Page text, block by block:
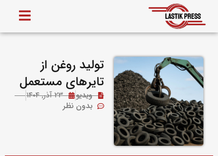
تولید روغن از
تایرهای مستعمل
ویدیو
۲۳ آذر, ۱۴۰۴
بدون نظر